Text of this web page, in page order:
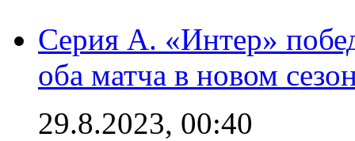
Серия А. «Интер»
оба матча в новом
29.8.2023, 00:40